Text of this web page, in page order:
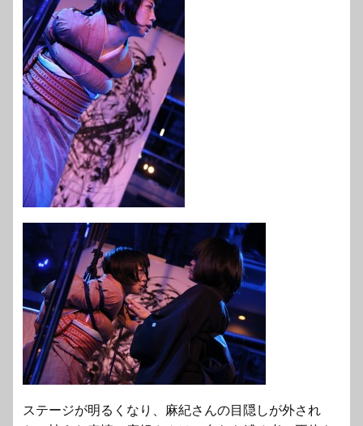
ステージが明るくなり、麻紀さんの目隠しが外され